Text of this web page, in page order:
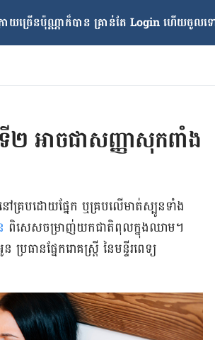
ោយ​ច្រើនប៉ុណ្ណាក៏បាន គ្រាន់តែ​ Login ហើយចូលទ
អាចជាសញ្ញាសុកពាំង
រប​ដោយ​ផ្នែក ឬ​គ្រប​លើ​មាត់​ស្បូន​ទាំង​
ពិសេស​ចម្រាញ់​យក​ជាតិ​ពុល​ក្នុង​ឈាម។
រធាន​​ផ្នែក​​រោគ​ស្ត្រី នៃ​​មន្ទីរពេទ្យ​​